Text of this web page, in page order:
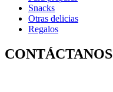
Snacks
Otras delicias
Regalos
CONTÁCTANOS